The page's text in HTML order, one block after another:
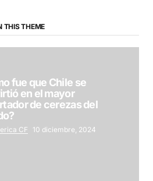
THIS THEME
fue que Chile se
en el mayor
de cerezas del
CF 10 diciembre, 2024